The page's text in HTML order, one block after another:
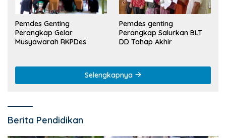
Pemdes Genting
Perangkap Gelar
Musyawarah RKPDes
Pemdes genting
Perangkap Salurkan BLT
DD Tahap Akhir
Selengkapnya
Berita Pendidikan